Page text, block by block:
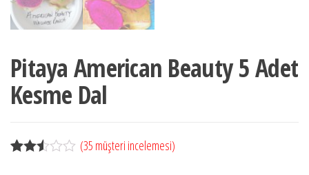
Pitaya American Beauty 5 Adet
Kesme Dal
(35 müşteri incelemesi)